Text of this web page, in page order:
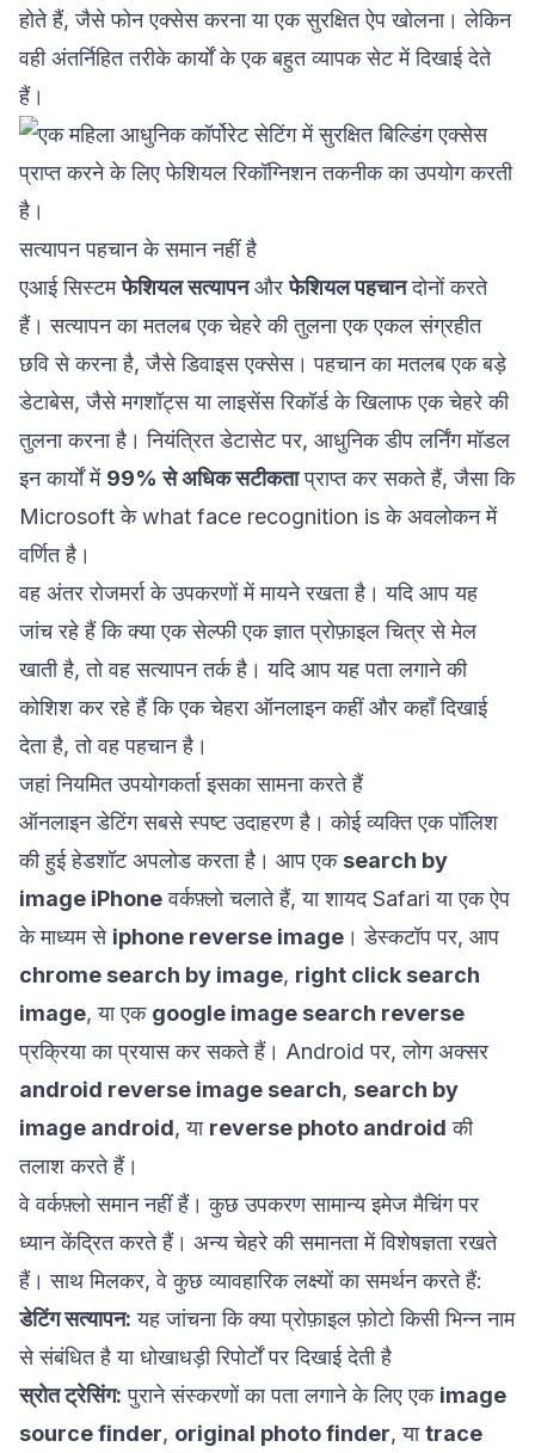
होते हैं, जैसे फोन एक्सेस करना या एक सुरक्षित ऐप खोलना। लेकिन
वही अंतर्निहित तरीके कार्यों के एक बहुत व्यापक सेट में दिखाई देते
हैं।
सत्यापन पहचान के समान नहीं है
एआई सिस्टमफेशियल सत्यापनऔरफेशियल पहचानदोनों करते
हैं। सत्यापन का मतलब एक चेहरे की तुलना एक एकल संग्रहीत
छवि से करना है, जैसे डिवाइस एक्सेस। पहचान का मतलब एक बड़े
डेटाबेस, जैसे मगशॉट्स या लाइसेंस रिकॉर्ड के खिलाफ एक चेहरे की
तुलना करना है। नियंत्रित डेटासेट पर, आधुनिक डीप लर्निंग मॉडल
इन कार्यों में 99% से अधिक सटीकताप्राप्त कर सकते हैं, जैसा कि
Microsoft केwhat face recognition isके अवलोकन में
वर्णित है।
वह अंतर रोजमर्रा के उपकरणों में मायने रखता है। यदि आप यह
जांच रहे हैं कि क्या एक सेल्फी एक ज्ञात प्रोफ़ाइल चित्र से मेल
खाती है, तो वह सत्यापन तर्क है। यदि आप यह पता लगाने की
कोशिश कर रहे हैं कि एक चेहरा ऑनलाइन कहीं और कहाँ दिखाई
देता है, तो वह पहचान है।
जहां नियमित उपयोगकर्ता इसका सामना करते हैं
ऑनलाइन डेटिंग सबसे स्पष्ट उदाहरण है। कोई व्यक्ति एक पॉलिश
की हुई हेडशॉट अपलोड करता है। आप एक search by
image iPhoneवर्कफ़्लो चलाते हैं, या शायद Safari या एक ऐप
के माध्यम से iphone reverse image । डेस्कटॉप पर, आप
chrome search by image, right click search
image, या एक google image search reverse
प्रक्रिया का प्रयास कर सकते हैं। Android पर, लोग अक्सर
android reverse image search, search by
image android, या reverse photo android की
तलाश करते हैं।
वे वर्कफ़्लो समान नहीं हैं। कुछ उपकरण सामान्य इमेज मैचिंग पर
ध्यान केंद्रित करते हैं। अन्य चेहरे की समानता में विशेषज्ञता रखते
हैं। साथ मिलकर, वे कुछ व्यावहारिक लक्ष्यों का समर्थन करते हैं:
डेटिंग सत्यापन: यह जांचना कि क्या प्रोफ़ाइल फ़ोटो किसी भिन्न नाम
से संबंधित है या धोखाधड़ी रिपोर्टों पर दिखाई देती है
स्रोत ट्रेसिंग: पुराने संस्करणों का पता लगाने के लिए एक image
source finder, original photo finder, याtrace